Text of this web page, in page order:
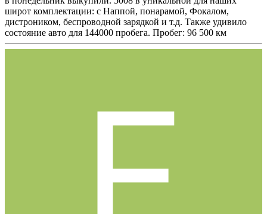
широт комплектации: с Наппой, понарамой, Фокалом,
дистроником, беспроводной зарядкой и т.д. Также удивило
состояние авто для 144000 пробега. Пробег: 96 500 км